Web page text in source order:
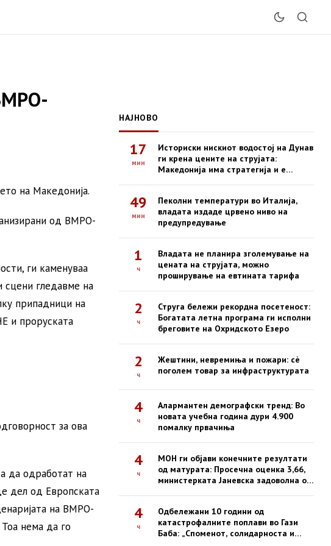
на Македонија.
од ВМРО-
ги каменуваа
сцени гледавме на
припадници на
и проруската
за ова
да одработат на
дел од Европската
на ВМРО-
нема да го
НАЈНОВО
17
мин
Историски нискиот водостој на Дунав
ги крена цените на струјата:
Македонија има стратегија и е
49
мин
Пеколни температури во Италија,
владата издаде црвено ниво на
предупредување
1
ч
Владата не планира зголемување на
цената на струјата, можно
проширување на евтината тарифа
2
ч
Струга бележи рекордна посетеност:
Богатата летна програма ги исполни
бреговите на Охридското Езеро
2
ч
Жештини, невремиња и пожари: сè
поголем товар за инфраструктурата
4
ч
Алармантен демографски тренд: Во
новата учебна година дури 4.900
помалку првачиња
4
ч
МОН ги објави конечните резултати
од матурата: Просечна оценка 3,66,
министерката Јаневска задоволна од
4
ч
Одбележани 10 години од
катастрофалните поплави во Гази
Баба: „Споменот, солидарноста и